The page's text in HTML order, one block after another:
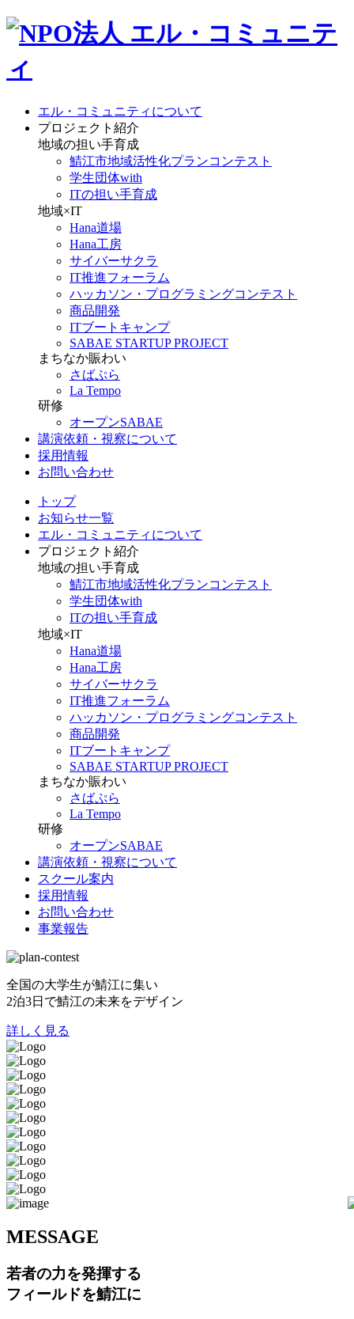
エル・コミュニティについて
プロジェクト紹介
地域の担い手育成
鯖江市地域活性化プランコンテスト
学生団体with
ITの担い手育成
地域×IT
Hana道場
Hana工房
サイバーサクラ
IT推進フォーラム
ハッカソン・プログラミングコンテスト
商品開発
ITブートキャンプ
SABAE STARTUP PROJECT
まちなか賑わい
さばぷら
La Tempo
研修
オープンSABAE
講演依頼・視察について
採用情報
お問い合わせ
トップ
お知らせ一覧
エル・コミュニティについて
プロジェクト紹介
地域の担い手育成
鯖江市地域活性化プランコンテスト
学生団体with
ITの担い手育成
地域×IT
Hana道場
Hana工房
サイバーサクラ
IT推進フォーラム
ハッカソン・プログラミングコンテスト
商品開発
ITブートキャンプ
SABAE STARTUP PROJECT
まちなか賑わい
さばぷら
La Tempo
研修
オープンSABAE
講演依頼・視察について
スクール案内
採用情報
お問い合わせ
事業報告
全国の大学生が鯖江に集い
2泊3日で鯖江の未来をデザイン
詳しく見る
MESSAGE
若者の力を発揮する
フィールドを鯖江に